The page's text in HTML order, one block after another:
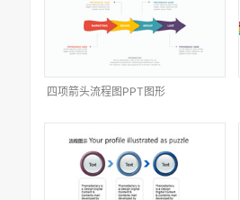
四项箭头流程图PPT图形